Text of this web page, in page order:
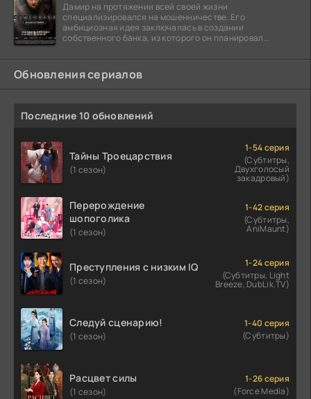
Дамир на протяжении всей своей жизни
специализировался на мошенничестве. Его
амбициозная идея заключалась в создании
собственного банка, из которого он планировал
Обновления сериалов
Последние 10 обновлений
Тайны Троецарствия
(1 сезон)
1-54 серия
(Субтитры,
Двухголосый
закадровый)
Перерождение
шопоголика
(1 сезон)
1-42 серия
(Субтитры,
AniMaunt)
Преступления с низким IQ
(1 сезон)
1-24 серия
(Субтитры, Light
Breeze, DubLik.TV)
Следуй сценарию!
(1 сезон)
1-40 серия
(Субтитры)
Расцвет силы
(1 сезон)
1-26 серия
(Force Media)